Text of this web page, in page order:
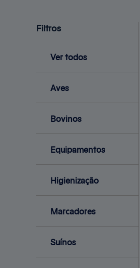
Filtros
Ver todos
Aves
Bovinos
Equipamentos
Higienização
Marcadores
Suínos